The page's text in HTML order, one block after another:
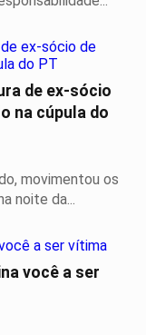
de ex-sócio
na cúpula do
movimentou os
noite da...
você a ser